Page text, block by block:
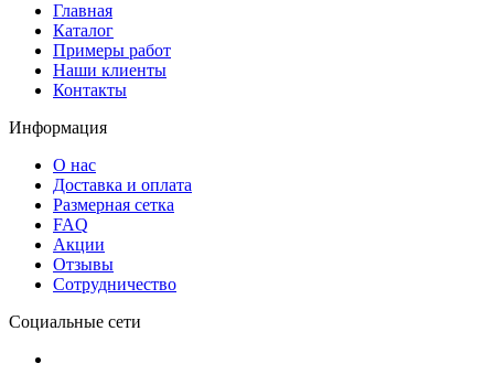
Главная
Каталог
Примеры работ
Наши клиенты
Контакты
Информация
О нас
Доставка и оплата
Размерная сетка
FAQ
Акции
Отзывы
Сотрудничество
Социальные сети